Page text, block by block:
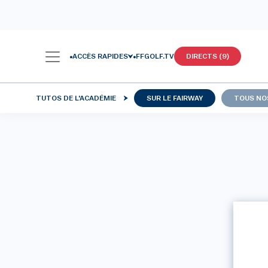
ACCÈS RAPIDES FFGOLF.TV DIRECTS (9)
TUTOS DE L'ACADÉMIE SUR LE FAIRWAY TOUS